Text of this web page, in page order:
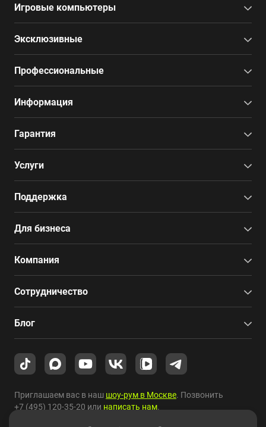
Игровые компьютеры
Эксклюзивные
Профессиональные
Информация
Гарантия
Услуги
Поддержка
Для бизнеса
Компания
Сотрудничество
Блог
Приглашаем вас в наш шоу-рум в Москве. Позвонить
+7 (495) 120-35-20 или написать нам.